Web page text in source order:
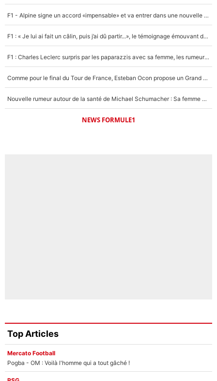
F1 - Alpine signe un accord «impensable» et va entrer dans une nouvelle dimension : Grande nouvelle pour Pierre Gasly !
F1 : « Je lui ai fait un câlin, puis j’ai dû partir...», le témoignage émouvant de Max Verstappen sur sa fille
F1 : Charles Leclerc surpris par les paparazzis avec sa femme, les rumeurs étaient vraies !
Comme pour le final du Tour de France, Esteban Ocon propose un Grand Prix de Formule 1 à Paris : «Autour de l’Arc de Triomphe, ce serait génial» !
Nouvelle rumeur autour de la santé de Michael Schumacher : Sa femme Corinna sort du silence
NEWS FORMULE1
Top Articles
Mercato Football
Pogba - OM : Voilà l'homme qui a tout gâché !